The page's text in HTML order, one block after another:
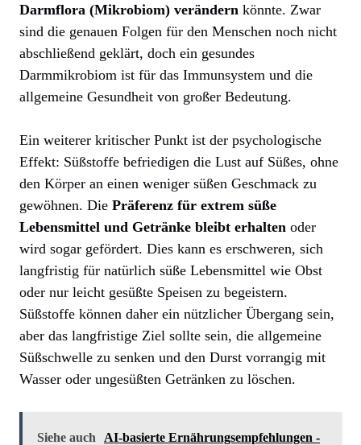
Darmflora (Mikrobiom) verändern könnte. Zwar
sind die genauen Folgen für den Menschen noch nicht
abschließend geklärt, doch ein gesundes
Darmmikrobiom ist für das Immunsystem und die
allgemeine Gesundheit von großer Bedeutung.
Ein weiterer kritischer Punkt ist der psychologische
Effekt: Süßstoffe befriedigen die Lust auf Süßes, ohne
den Körper an einen weniger süßen Geschmack zu
gewöhnen. Die Präferenz für extrem süße
Lebensmittel und Getränke bleibt erhalten oder
wird sogar gefördert. Dies kann es erschweren, sich
langfristig für natürlich süße Lebensmittel wie Obst
oder nur leicht gesüßte Speisen zu begeistern.
Süßstoffe können daher ein nützlicher Übergang sein,
aber das langfristige Ziel sollte sein, die allgemeine
Süßschwelle zu senken und den Durst vorrangig mit
Wasser oder ungesüßten Getränken zu löschen.
Siehe auch AI-basierte Ernährungsempfehlungen -